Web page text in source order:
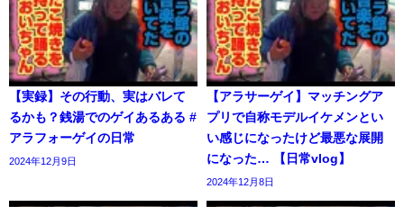
【実録】その行動、実はバレて
るかも？銭湯でのゲイあるある #
アラフォーゲイの日常
2024年12月9日
【アラサーゲイ】マッチングア
プリで自称モデルイケメンとい
い感じになったけど最悪な展開
になった… 【日常vlog】
2024年12月8日